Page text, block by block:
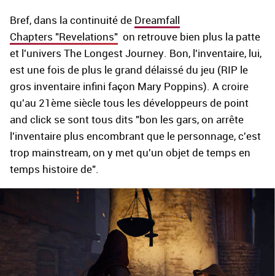
Bref, dans la continuité de Dreamfall
Chapters "Revelations" on retrouve bien plus la patte
et l'univers The Longest Journey. Bon, l'inventaire, lui,
est une fois de plus le grand délaissé du jeu (RIP le
gros inventaire infini façon Mary Poppins). A croire
qu'au 21ème siècle tous les développeurs de point
and click se sont tous dits "bon les gars, on arrête
l'inventaire plus encombrant que le personnage, c'est
trop mainstream, on y met qu'un objet de temps en
temps histoire de".